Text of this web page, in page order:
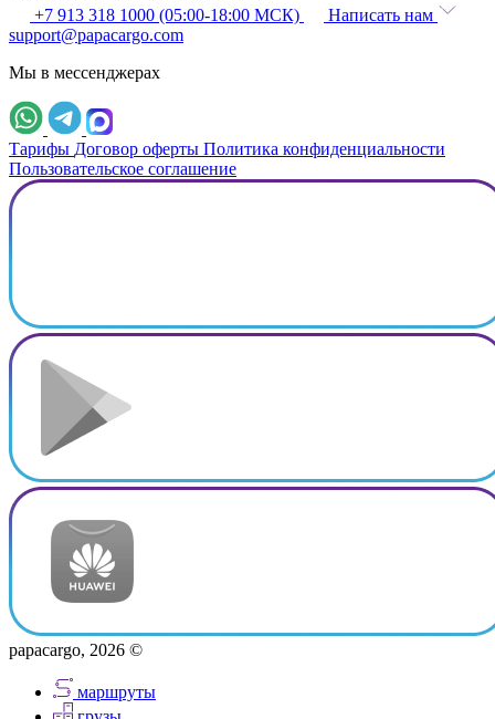
+7 913 318 1000 (05:00-18:00 МСК)
Написать нам
support@papacargo.com
Мы в мессенджерах
Тарифы Договор оферты Политика конфиденциальности
Пользовательское соглашение
papacargo, 2026 ©
маршруты